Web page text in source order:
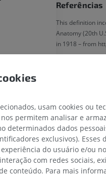
Referências
This definition
Anatomy (20th
in 1918 – from
SUPERIOR
IRM do membro
IRM
PREMIUM
usam cookies ou
permitem analisar e
determinados dados
exclusivos).
do usuário e/ou
com redes sociais,
conteúdo. Para mais